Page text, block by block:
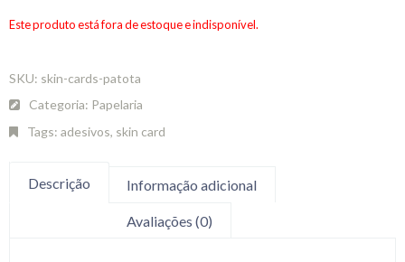
Este produto está fora de estoque e indisponível.
SKU: skin-cards-patota
Categoria: Papelaria
Tags: adesivos, skin card
Descrição Informação adicional
Avaliações (0)